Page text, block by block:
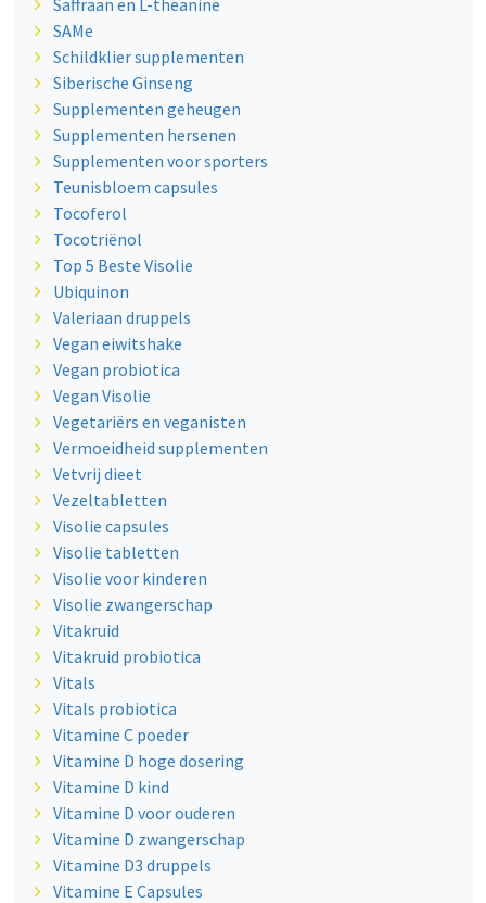
SAMe
Schildklier supplementen
Siberische Ginseng
Supplementen geheugen
Supplementen hersenen
Supplementen voor sporters
Teunisbloem capsules
Tocoferol
Tocotriënol
Top 5 Beste Visolie
Ubiquinon
Valeriaan druppels
Vegan eiwitshake
Vegan probiotica
Vegan Visolie
Vegetariërs en veganisten
Vermoeidheid supplementen
Vetvrij dieet
Vezeltabletten
Visolie capsules
Visolie tabletten
Visolie voor kinderen
Visolie zwangerschap
Vitakruid
Vitakruid probiotica
Vitals
Vitals probiotica
Vitamine C poeder
Vitamine D hoge dosering
Vitamine D kind
Vitamine D voor ouderen
Vitamine D zwangerschap
Vitamine D3 druppels
Vitamine E Capsules